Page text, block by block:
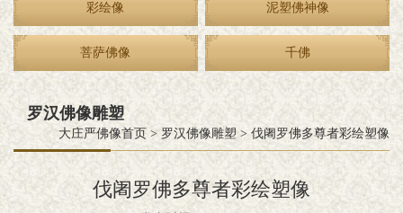
彩绘像 泥塑佛神像
菩萨佛像 千佛
罗汉佛像雕塑
大庄严佛像首页 > 罗汉佛像雕塑 > 伐阇罗佛多尊者彩绘塑像
伐阇罗佛多尊者彩绘塑像